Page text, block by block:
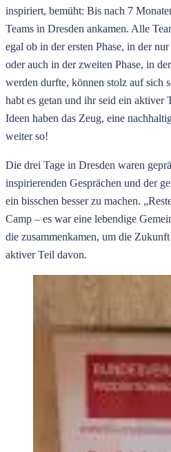
inspiriert, bemüht: Bis nach 7
Teams in Dresden ankamen. Alle
egal ob in der ersten Phase, in der
oder auch in der zweiten Phase, in
werden durfte, können stolz auf sich
habt es getan und ihr seid ein aktiver
Ideen haben das Zeug, eine
weiter so!
Die drei Tage in Dresden waren
inspirierenden Gesprächen und der
ein bisschen besser zu machen.
Camp – es war eine lebendige
die zusammenkamen, um die
aktiver Teil davon.